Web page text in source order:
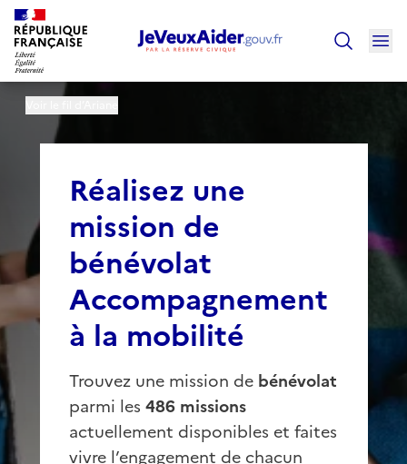
Réalisez une
mission de
bénévolat
Accompagnement
à la mobilité
Trouvez une mission de bénévolat
parmi les 486 missions
actuellement disponibles et faites
vivre l’engagement de chacun